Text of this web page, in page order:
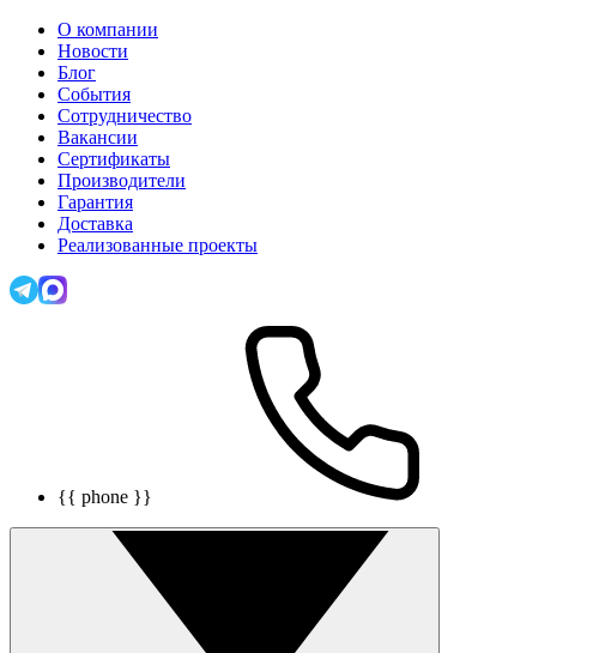
О компании
Новости
Блог
События
Сотрудничество
Вакансии
Сертификаты
Производители
Гарантия
Доставка
Реализованные проекты
{{ phone }}